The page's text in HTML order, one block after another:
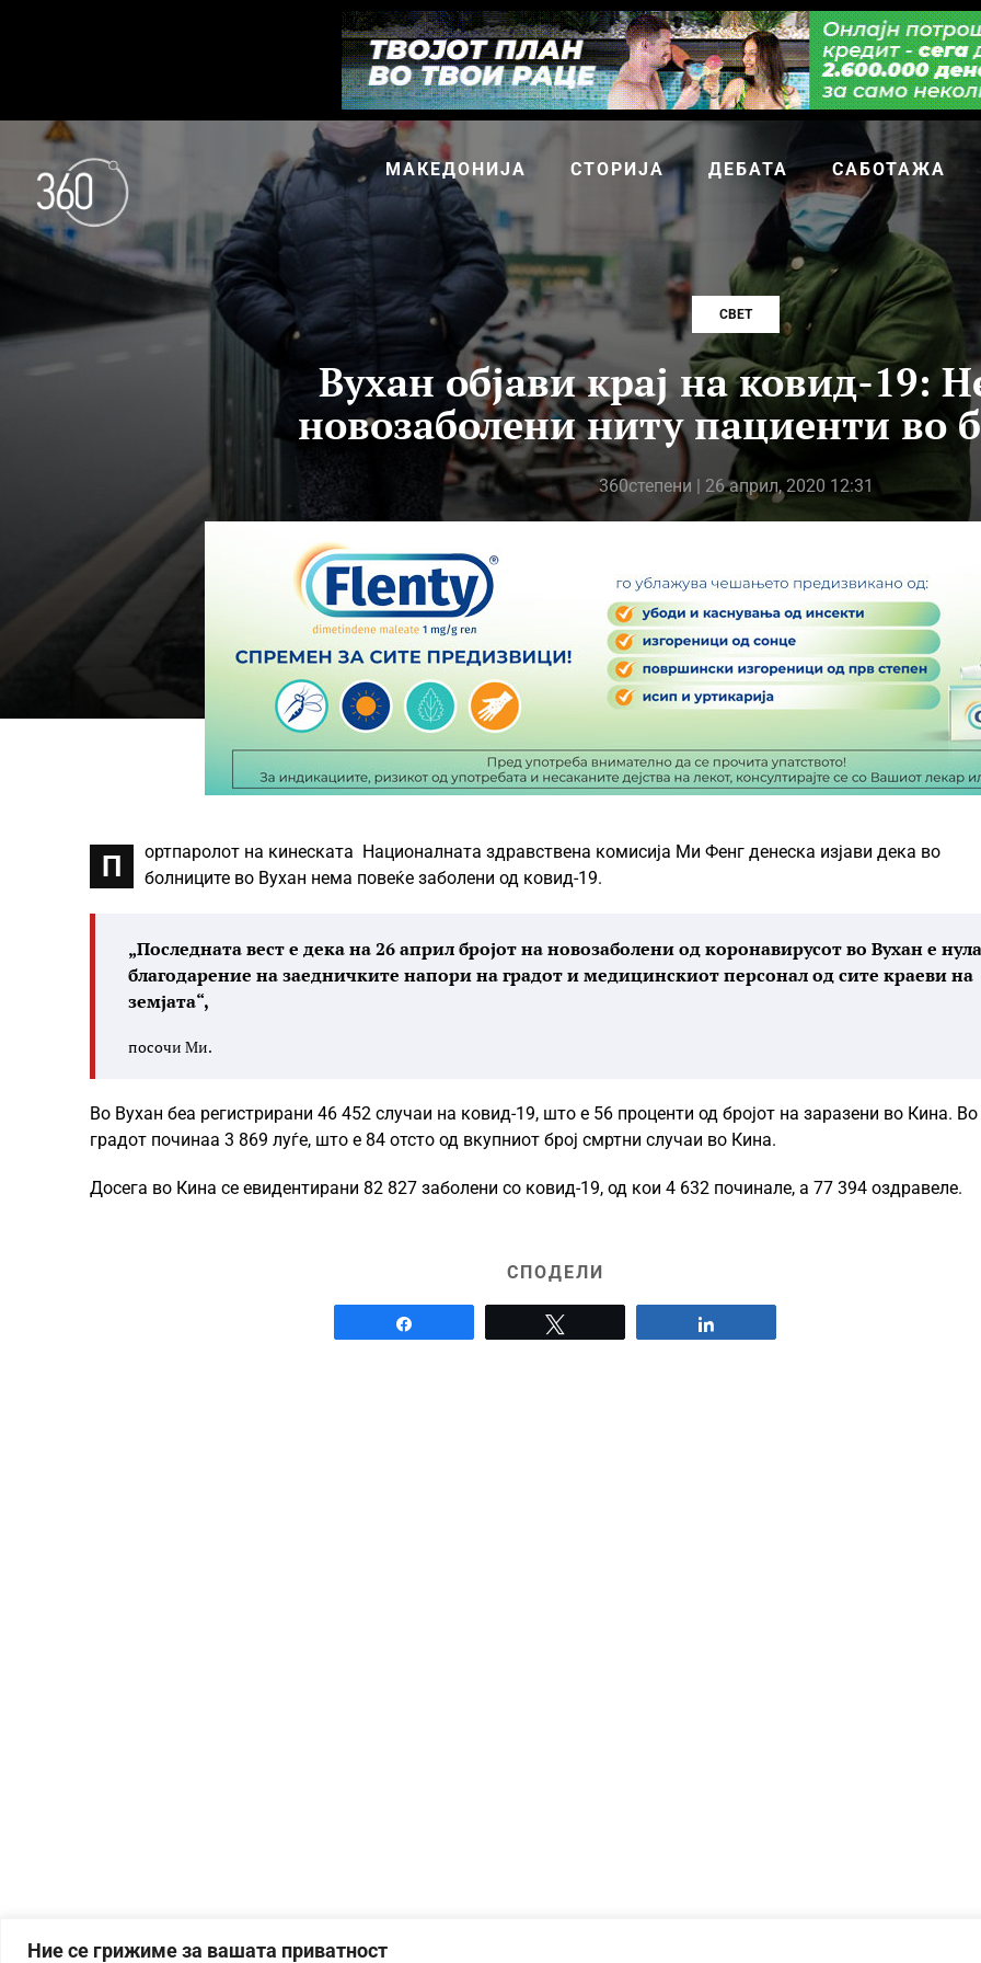
Ние се грижиме за вашата приватност
МАКЕДОНИЈА СТОРИЈА ДЕБАТА САБОТАЖА
СВЕТ
Вухан објави крај на ковид-19:
новозаболени ниту пациенти во
360степени | 26 април, 2020 12:31
П
ортпаролот на кинеската Националната здравствена комисија Ми Фенг денеска изјави дека во
болниците во Вухан нема повеќе заболени од ковид-19.
„Последната вест е дека на 26 април бројот на новозаболени од коронавирусот во Вухан е
благодарение на заедничките напори на градот и медицинскиот персонал од сите краеви на
земјата“,
посочи Ми.
Во Вухан беа регистрирани 46 452 случаи на ковид-19, што е 56 проценти од бројот на заразени во Кина. Во
градот починаа 3 869 луѓе, што е 84 отсто од вкупниот број смртни случаи во Кина.
Досега во Кина се евидентирани 82 827 заболени со ковид-19, од кои 4 632 починале, а 77 394 оздравеле.
СПОДЕЛИ